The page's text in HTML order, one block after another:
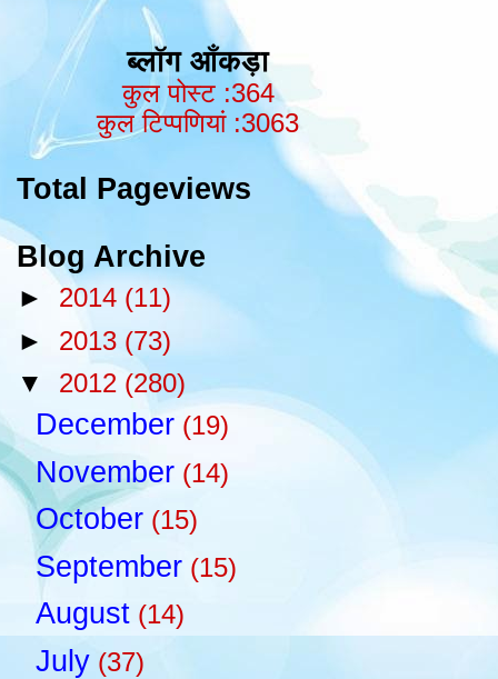
ब्लॉग आँकड़ा
कुल पोस्ट :364
कुल टिप्पणियां :3063
Total Pageviews
Blog Archive
► 2014 (11)
►
2013 (73)
▼
2012 (280)
December (19)
November (14)
October (15)
September (15)
August (14)
July (37)